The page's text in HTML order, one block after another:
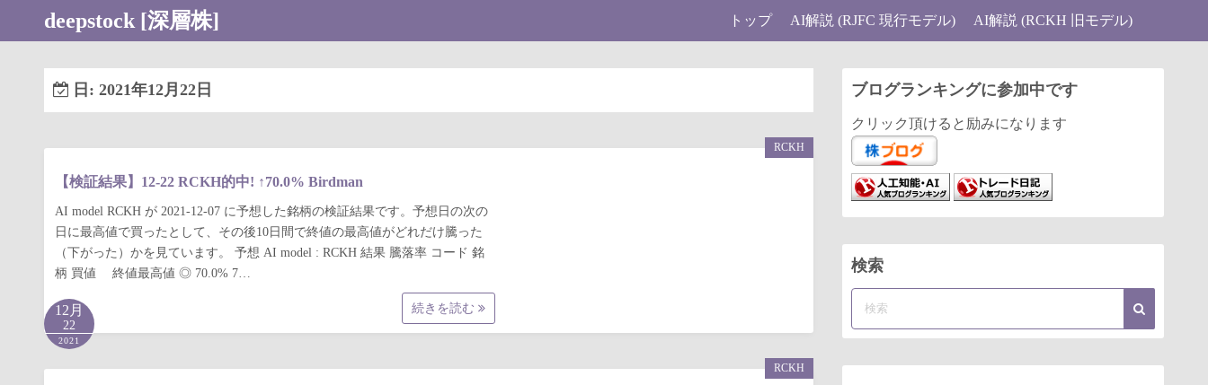
deepstock [深層株] トップ AI解説 (RJFC 現行モデル) AI解説 (RCKH 旧モデル)
日: 2021年12月22日
【検証結果】12-22 RCKH的中! ↑70.0% Birdman
AI model RCKH が 2021-12-07 に予想した銘柄の検証結果です。予想日の次の
日に最高値で買ったとして、その後10日間で終値の最高値がどれだけ騰った
（下がった）かを見ています。 予想 AI model : RCKH 結果 騰落率 コード 銘
柄 買値 終値最高値 ◎ 70.0% 7…
続きを読む
RCKH
12月
22
2021
RCKH
ブログランキングに参加中です
クリック頂けると励みになります
検索